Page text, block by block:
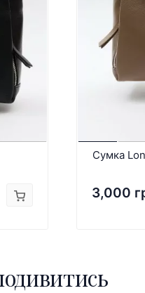
Сумка
3,000